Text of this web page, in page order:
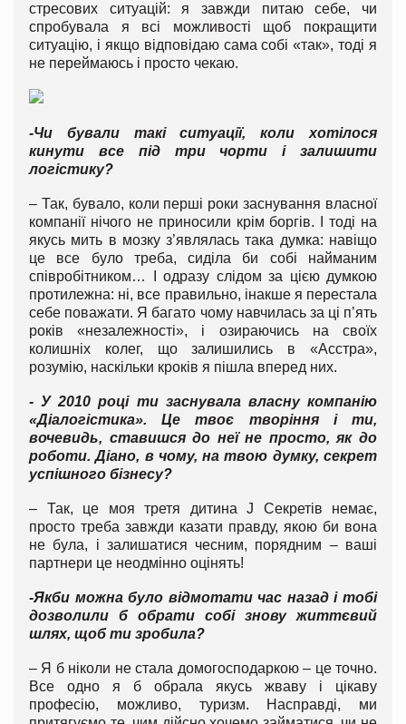
стресових ситуацій: я завжди питаю себе, чи
спробувала я всі можливості щоб покращити
ситуацію, і якщо відповідаю сама собі «так», тоді я
не переймаюсь і просто чекаю.
-Чи бували такі ситуації, коли хотілося
кинути все під три чорти і залишити
логістику?
– Так, бувало, коли перші роки заснування власної
компанії нічого не приносили крім боргів. І тоді на
якусь мить в мозку з’являлась така думка: навіщо
це все було треба, сиділа би собі найманим
співробітником… І одразу слідом за цією думкою
протилежна: ні, все правильно, інакше я перестала
себе поважати. Я багато чому навчилась за ці п’ять
років «незалежності», і озираючись на своїх
колишніх колег, що залишились в «Асстра»,
розумію, наскільки кроків я пішла вперед них.
- У 2010 році ти заснувала власну компанію
«Діалогістика». Це твоє творіння і ти,
вочевидь, ставишся до неї не просто, як до
роботи. Діано, в чому, на твою думку, секрет
успішного бізнесу?
– Так, це моя третя дитина J Секретів немає,
просто треба завжди казати правду, якою би вона
не була, і залишатися чесним, порядним – ваші
партнери це неодмінно оцінять!
-Якби можна було відмотати час назад і тобі
дозволили б обрати собі знову життєвий
шлях, щоб ти зробила?
– Я б ніколи не стала домогосподаркою – це точно.
Все одно я б обрала якусь жваву і цікаву
професію, можливо, туризм. Насправді, ми